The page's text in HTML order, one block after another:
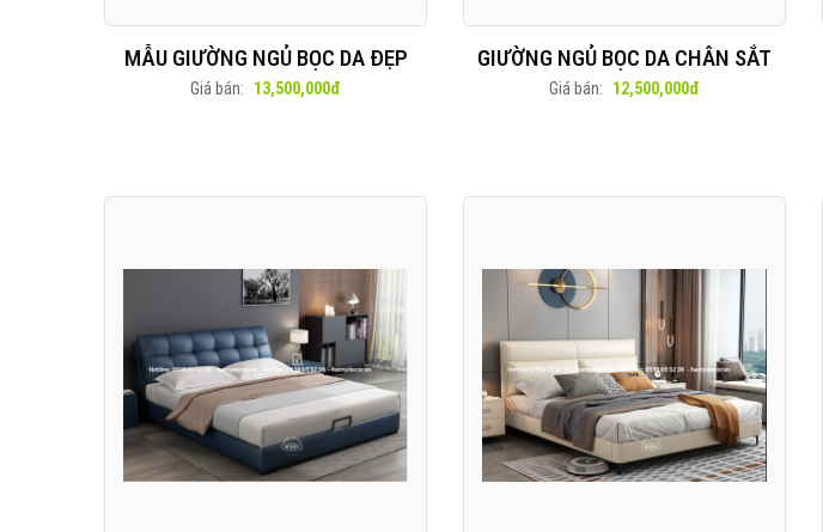
MẪU GIƯỜNG NGỦ BỌC DA ĐẸP
Giá bán: 13,500,000đ
GIƯỜNG NGỦ BỌC DA CHÂN SẮT
Giá bán: 12,500,000đ